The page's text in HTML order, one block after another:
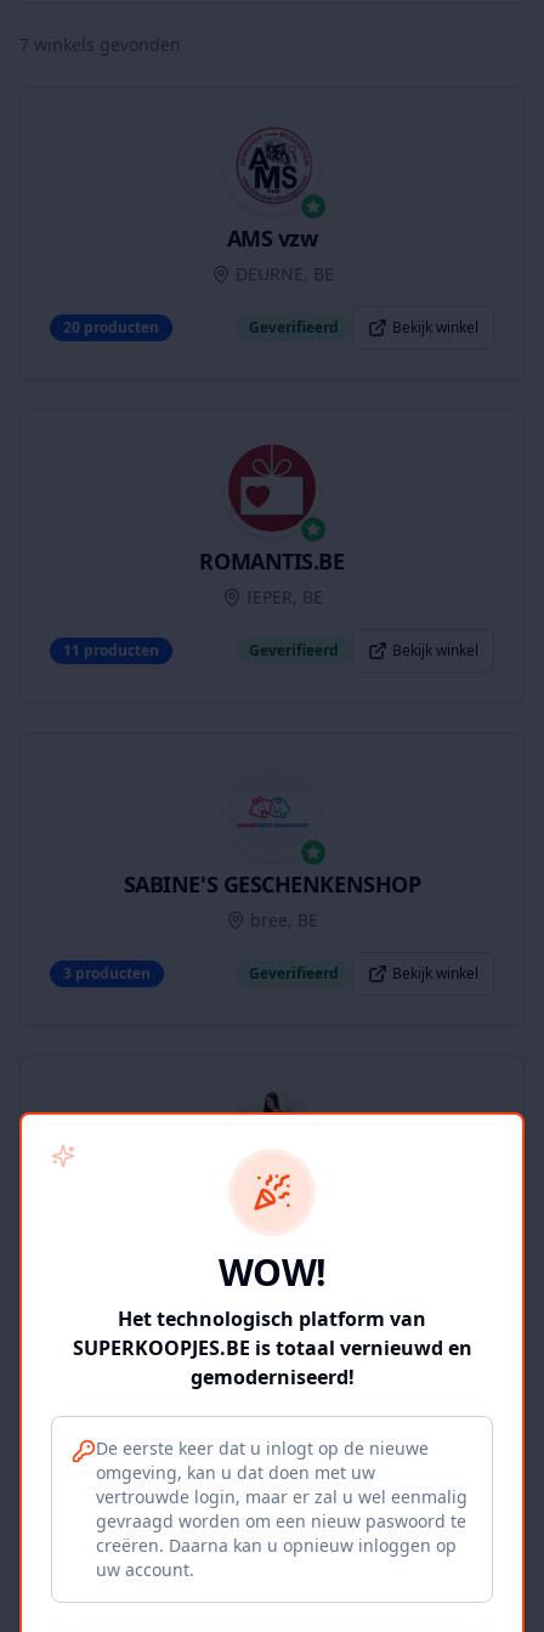
7 winkels gevonden
AMS vzw
DEURNE, BE
20 producten Geverifieerd Bekijk winkel
ROMANTIS.BE
IEPER, BE
11 producten Geverifieerd Bekijk winkel
SABINE'S GESCHENKENSHOP
bree, BE
3 producten Geverifieerd Bekijk winkel
SUPERKOOPJES.BE
Geverifieerd
Iepers Kwartier
Ieper, BE
WOW!
Het technologisch platform van
SUPERKOOPJES.BE is totaal vernieuwd en
gemoderniseerd!
De eerste keer dat u inlogt op de nieuwe
omgeving, kan u dat doen met uw
vertrouwde login, maar er zal u wel eenmalig
gevraagd worden om een nieuw paswoord te
creëren. Daarna kan u opnieuw inloggen op
uw account.